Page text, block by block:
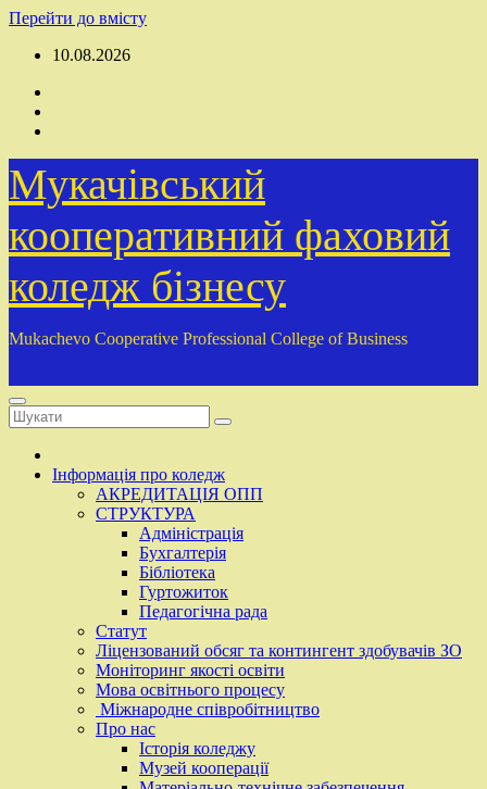
Перейти до вмісту
10.08.2026
Мукачівський
кооперативний фаховий
коледж бізнесу
Mukachevo Cooperative Professional College of Business
Інформація про коледж
АКРЕДИТАЦІЯ ОПП
СТРУКТУРА
Адміністрація
Бухгалтерія
Бібліотека
Гуртожиток
Педагогічна рада
Статут
Ліцензований обсяг та контингент здобувачів ЗО
Моніторинг якості освіти
Мова освітнього процесу
Міжнародне співробітництво
Про нас
Історія коледжу
Музей кооперації